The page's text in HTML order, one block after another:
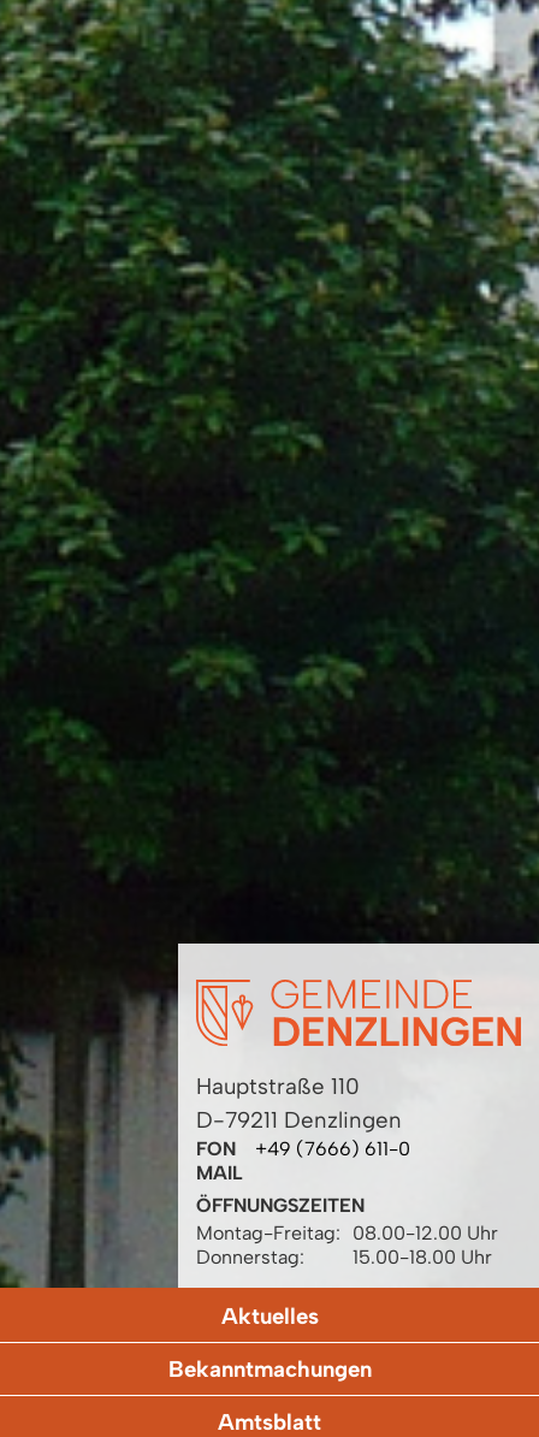
Hauptstraße 110
D-79211 Denzlingen
FON
+49 (7666) 611-0
MAIL
ÖFFNUNGSZEITEN
Montag-Freitag:
08.00-12.00 Uhr
Donnerstag:
15.00-18.00 Uhr
Aktuelles
Bekanntmachungen
Amtsblatt